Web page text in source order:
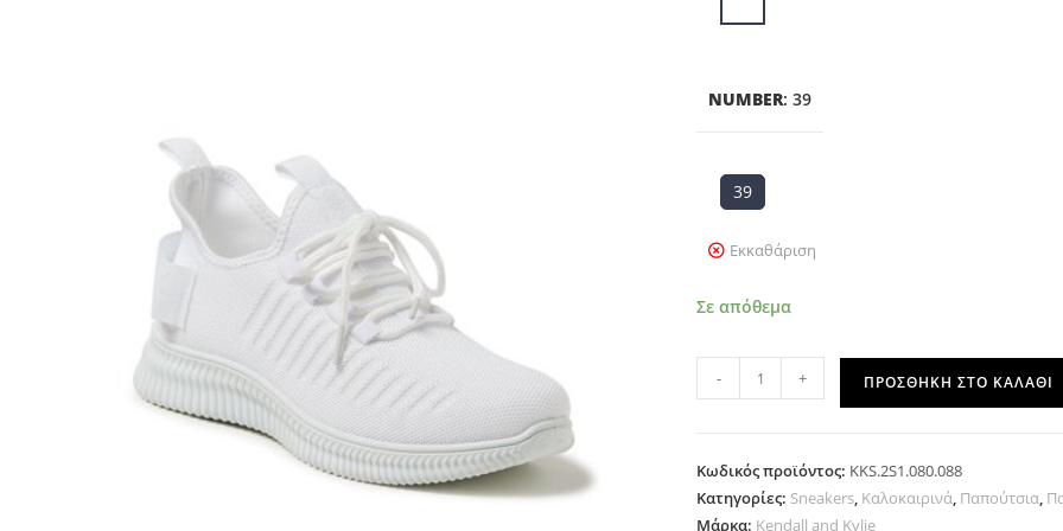
NUMBER: 39
39
Εκκαθάριση
Σε απόθεμα
- + ΠΡΟΣΘΉΚΗ ΣΤΟ ΚΑΛΆΘΙ
Κωδικός προϊόντος: KKS.2S1.080.088
Κατηγορίες: Sneakers, Καλοκαιρινά, Παπούτσια,
Μάρκα: Kendall and Kylie